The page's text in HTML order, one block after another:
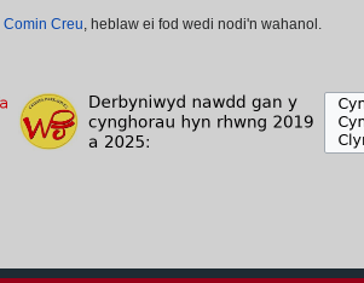
Comin Creu, heblaw ei fod wedi nodi'n wahanol.